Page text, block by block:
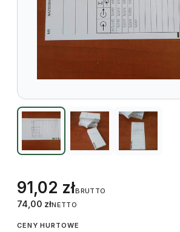
91,02 złBRUTTO
74,00 złNETTO
CENY HURTOWE